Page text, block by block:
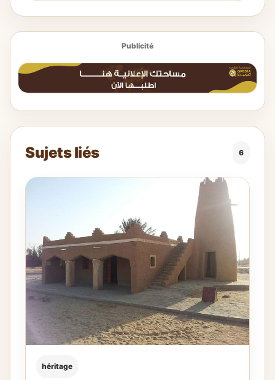
Publicité
Sujets liés 6
héritage